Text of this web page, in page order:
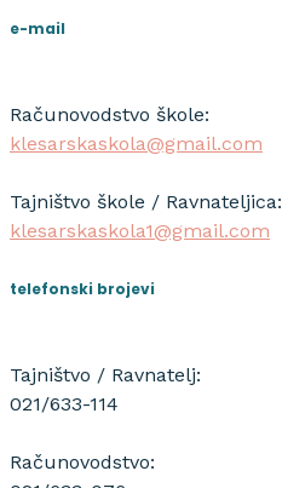
e-mail
Računovodstvo škole:
klesarskaskola@gmail.com
Tajništvo škole / Ravnateljica:
klesarskaskola1@gmail.com
telefonski brojevi
Tajništvo / Ravnatelj:
021/633-114
Računovodstvo: